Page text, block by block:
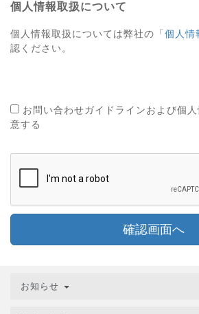
個人情報取扱について
個人情報取扱については弊社の「 個人情
認ください。
お問い合わせガイドラインおよび個
意する
確認画面へ
お知らせ